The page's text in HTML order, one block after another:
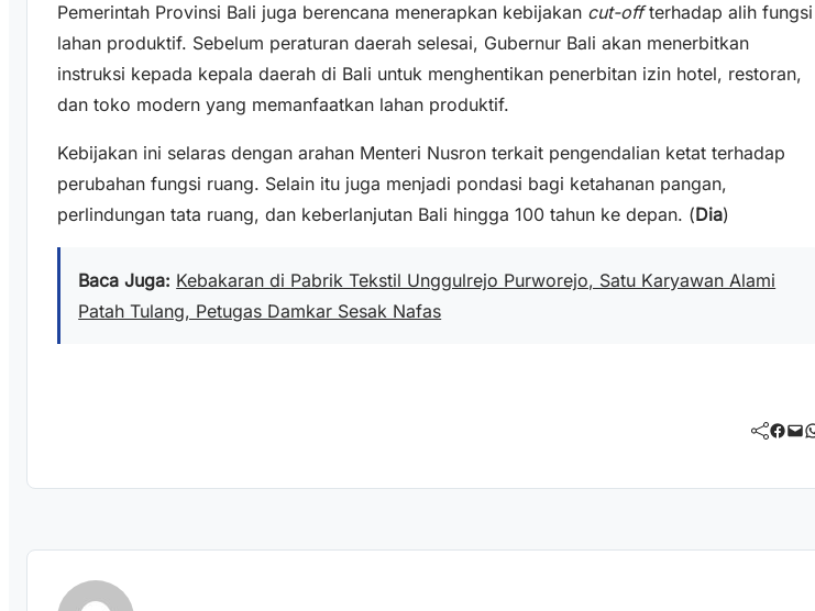
Pemerintah Provinsi Bali juga berencana menerapkan kebijakan cut-offterhadap alih fungsi
lahan produktif. Sebelum peraturan daerah selesai, Gubernur Bali akan menerbitkan
instruksi kepada kepala daerah di Bali untuk menghentikan penerbitan izin hotel, restoran,
dan toko modern yang memanfaatkan lahan produktif.
Kebijakan ini selaras dengan arahan Menteri Nusron terkait pengendalian ketat terhadap
perubahan fungsi ruang. Selain itu juga menjadi pondasi bagi ketahanan pangan,
perlindungan tata ruang, dan keberlanjutan Bali hingga 100 tahun ke depan. (Dia)
Baca Juga: Kebakaran di Pabrik Tekstil Unggulrejo Purworejo, Satu Karyawan Alami
Patah Tulang, Petugas Damkar Sesak Nafas
Facebook Mail WhatsApp